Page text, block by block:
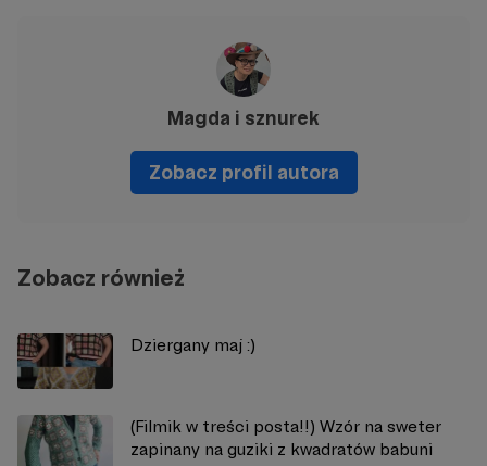
Magda i sznurek
Zobacz profil autora
Zobacz również
Dziergany maj :)
(Filmik w treści posta!!) Wzór na sweter
zapinany na guziki z kwadratów babuni